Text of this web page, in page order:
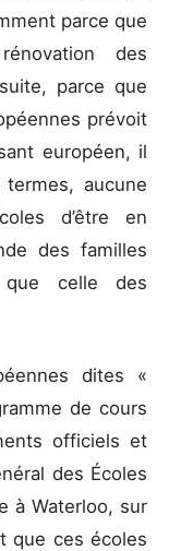
parce que
des
parce que
prévoit
européen, il
aucune
d’être en
des familles
que celle des
dites «
de cours
officiels et
des Écoles
à Waterloo, sur
que ces écoles